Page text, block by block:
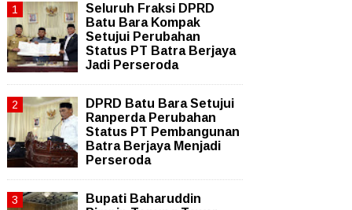
Seluruh Fraksi DPRD
Batu Bara Kompak
Setujui Perubahan
Status PT Batra Berjaya
Jadi Perseroda
DPRD Batu Bara Setujui
Ranperda Perubahan
Status PT Pembangunan
Batra Berjaya Menjadi
Perseroda
Bupati Baharuddin